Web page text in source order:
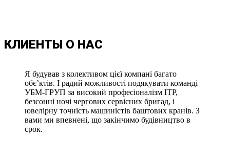
КЛИЕНТЫ О НАС
Я будував з колективом цієї компані багато
обє’ктів. І радий можливості подякувати команді
УБМ-ГРУП за високий професіоналізм ІТР,
безсонні ночі чергових сервісних бригад, і
ювелірну точність машиністів баштових кранів. З
вами ми впевнені, що закінчимо будівництво в
срок.